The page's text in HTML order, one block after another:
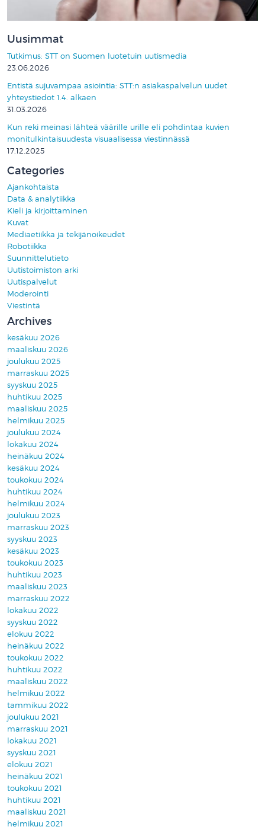
Uusimmat
Tutkimus: STT on Suomen luotetuin uutismedia
23.06.2026
Entistä sujuvampaa asiointia: STT:n asiakaspalvelun uudet
yhteystiedot 1.4. alkaen
31.03.2026
Kun reki meinasi lähteä väärille urille eli pohdintaa kuvien
monitulkintaisuudesta visuaalisessa viestinnässä
17.12.2025
Categories
Ajankohtaista
Data & analytiikka
Kieli ja kirjoittaminen
Kuvat
Mediaetiikka ja tekijänoikeudet
Robotiikka
Suunnittelutieto
Uutistoimiston arki
Uutispalvelut
Moderointi
Viestintä
Archives
kesäkuu 2026
maaliskuu 2026
joulukuu 2025
marraskuu 2025
syyskuu 2025
huhtikuu 2025
maaliskuu 2025
helmikuu 2025
joulukuu 2024
lokakuu 2024
heinäkuu 2024
kesäkuu 2024
toukokuu 2024
huhtikuu 2024
helmikuu 2024
joulukuu 2023
marraskuu 2023
syyskuu 2023
kesäkuu 2023
toukokuu 2023
huhtikuu 2023
maaliskuu 2023
marraskuu 2022
lokakuu 2022
syyskuu 2022
elokuu 2022
heinäkuu 2022
toukokuu 2022
huhtikuu 2022
maaliskuu 2022
helmikuu 2022
tammikuu 2022
joulukuu 2021
marraskuu 2021
lokakuu 2021
syyskuu 2021
elokuu 2021
heinäkuu 2021
toukokuu 2021
huhtikuu 2021
maaliskuu 2021
helmikuu 2021